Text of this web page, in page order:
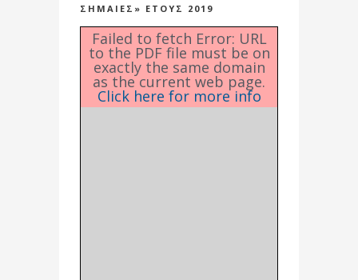
ΣΗΜΑΙΕΣ» ΕΤΟΥΣ 2019
Failed to fetch Error: URL
to the PDF file must be on
exactly the same domain
as the current web page.
Click here for more info